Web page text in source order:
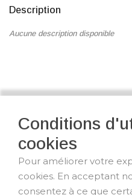
Conditions
cookies
Pour améliorer votre
cookies. En acceptant
consentez à ce que
Description
Aucune description disponible